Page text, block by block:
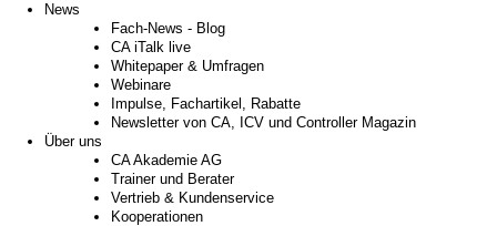
News
Fach-News - Blog
CA iTalk live
Whitepaper & Umfragen
Webinare
Impulse, Fachartikel, Rabatte
Newsletter von CA, ICV und Controller Magazin
Über uns
CA Akademie AG
Trainer und Berater
Vertrieb & Kundenservice
Kooperationen